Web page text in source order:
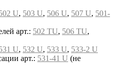
U, 503 U, 506 U, 507 U, 501-
арт.: 502 TU, 506 TU,
U, 532 U, 533 U, 533-2 U
арт.: 531-41 U (не